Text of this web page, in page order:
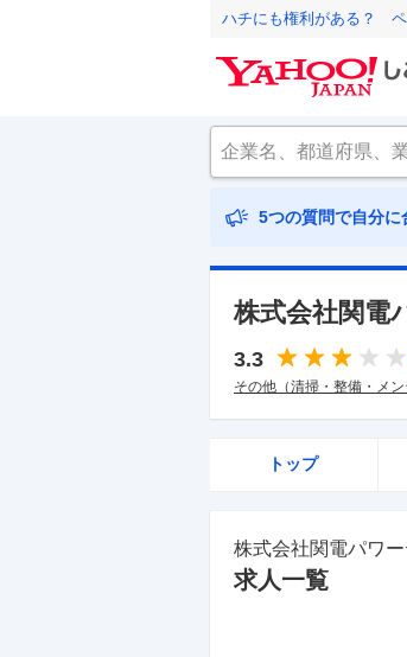
ハチにも権利がある？
5つの質問で自分に
株式会社関電
3.3
その他（清掃・整備・メ
トップ
株式会社関電パワー
求人一覧